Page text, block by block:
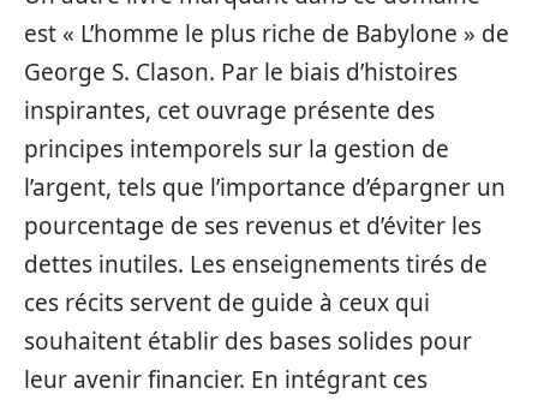
est « L’homme le plus riche de Babylone » de
George S. Clason. Par le biais d’histoires
inspirantes, cet ouvrage présente des
principes intemporels sur la gestion de
l’argent, tels que l’importance d’épargner un
pourcentage de ses revenus et d’éviter les
dettes inutiles. Les enseignements tirés de
ces récits servent de guide à ceux qui
souhaitent établir des bases solides pour
leur avenir financier. En intégrant ces